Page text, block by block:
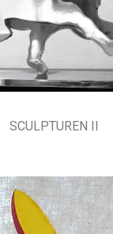
SCULPTUREN II